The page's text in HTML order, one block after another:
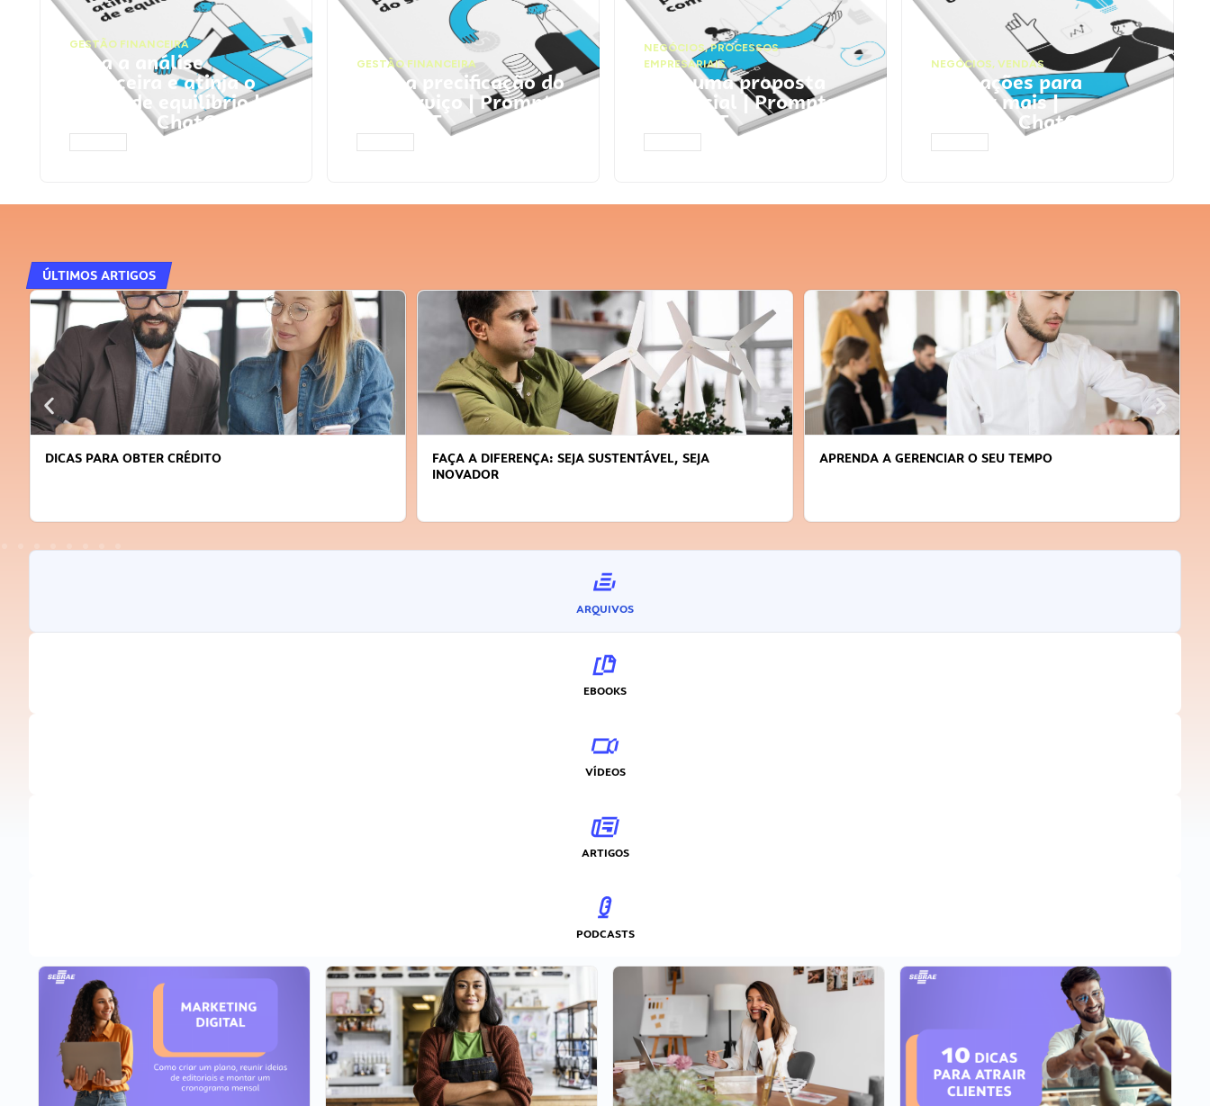
GESTÃO FINANCEIRA
Faça a análise
financeira e atinja o
ponto de equilíbrio |
Prompts ChatGPT
GESTÃO FINANCEIRA
Faça a precificação do
seu serviço | Prompts
ChatGPT
NEGÓCIOS,PROCESSOS
EMPRESARIAIS
Faça uma proposta
comercial | Prompts
ChatGPT
NEGÓCIOS, VENDAS
Faça ações para
vender mais |
Prompts ChatGPT
ÚLTIMOS ARTIGOS
DICAS PARA OBTER CRÉDITO
FAÇA A DIFERENÇA: SEJA SUSTENTÁVEL, SEJA
INOVADOR
APRENDA A GERENCIAR O SEU TEMPO
ARQUIVOS
EBOOKS
VÍDEOS
ARTIGOS
PODCASTS